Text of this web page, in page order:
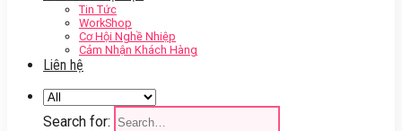
Tin Tức
WorkShop
Cơ Hội Nghề Nhiệp
Cảm Nhận Khách Hàng
Liên hệ
Search for: